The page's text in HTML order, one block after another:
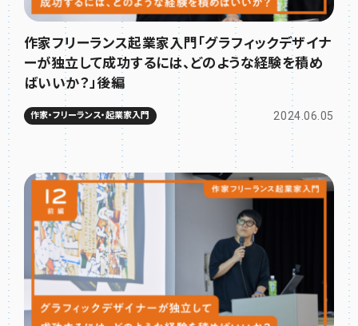
作家フリーランス起業家入門「グラフィックデザイナ
ーが独立して成功するには、どのような経験を積め
ばいいか？」後編
作家・フリーランス・起業家入門 2024.06.05